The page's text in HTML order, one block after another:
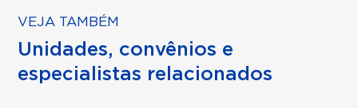
VEJA TAMBÉM
Unidades, convênios e
especialistas relacionados